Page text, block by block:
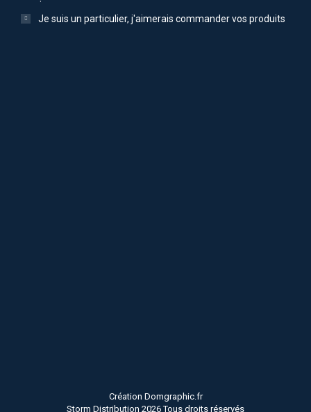
Je suis un particulier, j'aimerais commander vos produits
Création Domgraphic.fr
Storm Distribution 2026 Tous droits réservés